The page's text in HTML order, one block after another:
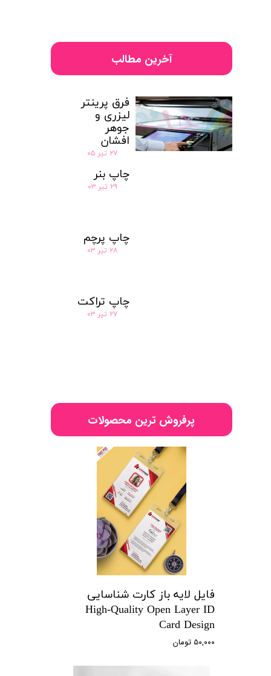
فایل لایه باز کارت شناسایی
High-Quality Open Layer ID
Card Design
۵۰,۰۰۰ تومان
پرفروش ترین محصولات
آخرین مطالب
فرق پرینتر
لیزری و
جوهر
افشان
۲۷ تیر ۰۵
چاپ بنر
۲۹ تیر ۰۳
چاپ پرچم‌
۲۸ تیر ۰۳
چاپ تراکت
۲۷ تیر ۰۳